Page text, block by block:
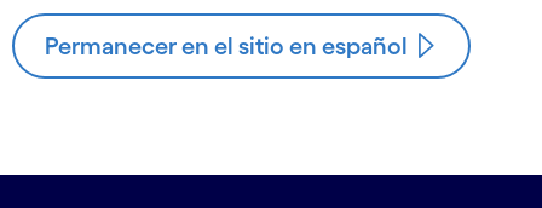
Permanecer en el sitio en español